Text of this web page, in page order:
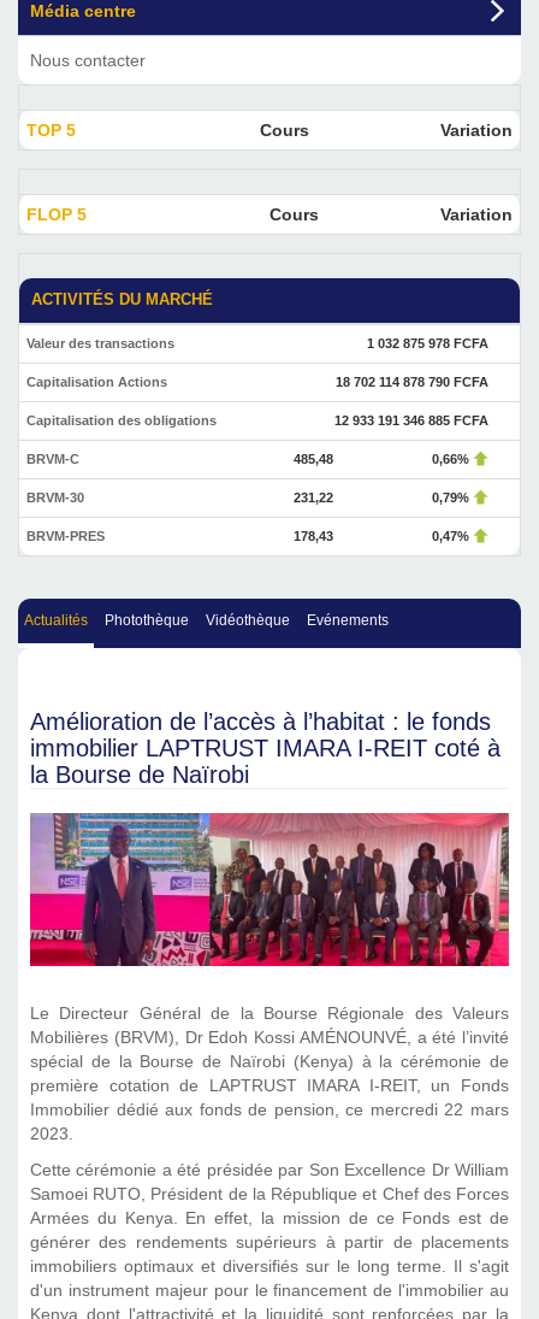
Média centre
Nous contacter
TOP 5 Cours Variation
FLOP 5 Cours Variation
ACTIVITÉS DU MARCHÉ
Valeur des transactions 1 032 875 978 FCFA
Capitalisation Actions 18 702 114 878 790 FCFA
Capitalisation des obligations 12 933 191 346 885 FCFA
BRVM-C 485,48 0,66%
BRVM-30 231,22 0,79%
BRVM-PRES 178,43 0,47%
Actualités Photothèque Vidéothèque Evénements
Amélioration de l’accès à l’habitat : le fonds
immobilier LAPTRUST IMARA I-REIT coté à
la Bourse de Naïrobi
Le Directeur Général de la Bourse Régionale des Valeurs
Mobilières (BRVM), Dr Edoh Kossi AMÉNOUNVÉ, a été l’invité
spécial de la Bourse de Naïrobi (Kenya) à la cérémonie de
première cotation de LAPTRUST IMARA I-REIT, un Fonds
Immobilier dédié aux fonds de pension, ce mercredi 22 mars
2023.
Cette cérémonie a été présidée par Son Excellence Dr William
Samoei RUTO, Président de la République et Chef des Forces
Armées du Kenya. En effet, la mission de ce Fonds est de
générer des rendements supérieurs à partir de placements
immobiliers optimaux et diversifiés sur le long terme. Il s'agit
d'un instrument majeur pour le financement de l'immobilier au
Kenya dont l'attractivité et la liquidité sont renforcées par la